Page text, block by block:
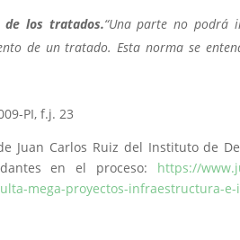
de los tratados.“Una parte no podrá
de un tratado. Esta norma se
PI, f.j. 23
Juan Carlos Ruiz del Instituto de
en el proceso: https://
mega-proyectos-infraestructura-